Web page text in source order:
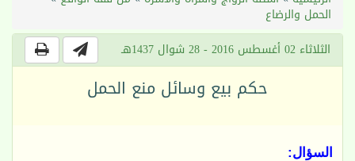
الحمل والرضاع
الثلاثاء 02 أغسطس 2016 - 28 شوال 1437هـ
حكم بيع وسائل منع الحمل
السؤال: